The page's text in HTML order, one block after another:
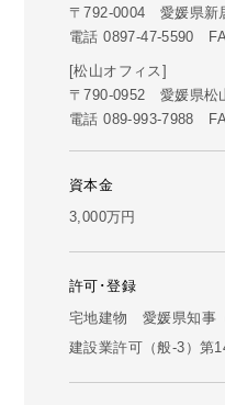
〒792-0004 愛媛県新
電話 0897-47-5590
[松山オフィス]
〒790-0952 愛媛県松
電話 089-993-7988
資本金
3,000万円
許可･登録
宅地建物 愛媛県知事
建設業許可（般-3）第